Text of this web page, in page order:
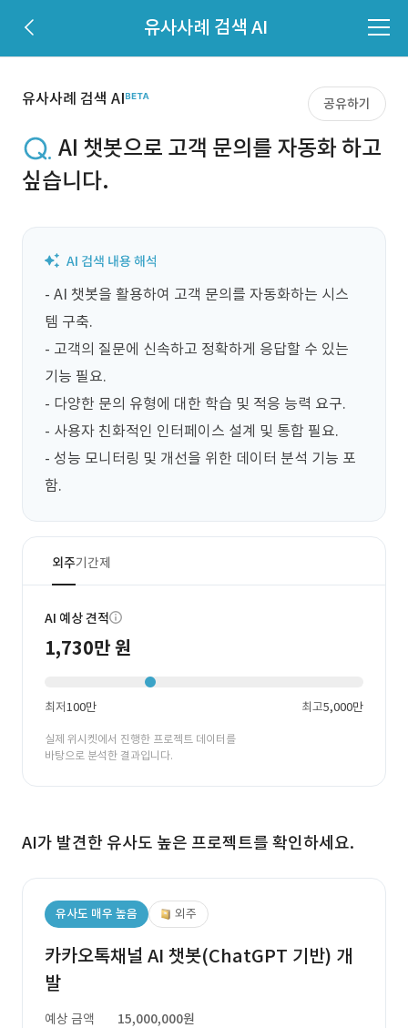
유사사례 검색 AI
유사사례 검색 AI 공유하기
AI 챗봇으로 고객 문의를 자동화 하고
싶습니다.
- AI 챗봇을 활용하여 고객 문의를 자동화하는 시스
템 구축.
- 고객의 질문에 신속하고 정확하게 응답할 수 있는
기능 필요.
- 다양한 문의 유형에 대한 학습 및 적응 능력 요구.
- 사용자 친화적인 인터페이스 설계 및 통합 필요.
- 성능 모니터링 및 개선을 위한 데이터 분석 기능 포
함.
외주기간제
AI 예상 견적
1,730만 원
최저100만 최고5,000만
실제 위시켓에서 진행한 프로젝트 데이터를
바탕으로 분석한 결과입니다.
AI가 발견한 유사도 높은 프로젝트를 확인하세요.
유사도 매우 높음 외주
카카오톡채널 AI 챗봇(ChatGPT 기반) 개
발
예상 금액
15,000,000원